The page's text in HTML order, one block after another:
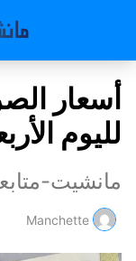
أسعار
لليوم الأربعاء
مانشيت-
Manchette